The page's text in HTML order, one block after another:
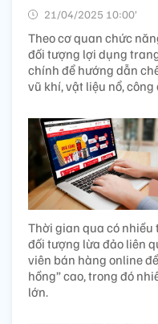
21/04/2025 10:00’
Theo cơ quan chức
đối tượng lợi dụng
chính để hướng dẫn
vũ khí, vật liệu nổ,
Thời gian qua có
đối tượng lừa đảo liên
viên bán hàng online
hồng” cao, trong đó
lớn.